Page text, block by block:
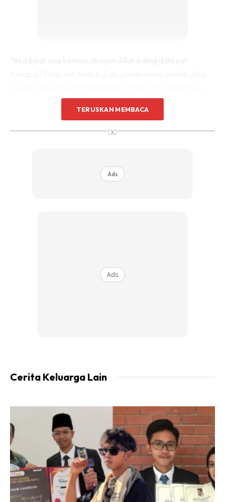
“Ini adalah usia kemuncak ujian Allah paling dahsyat.
40 dengan tenang,” tulisnya dalam perkongsiannya di
ketenangan yang sebenar selain lebih dekat dengan Maha
tidak fikir lagi hal dunia. Semua amalan diikhlaskan untuk
akhirat kelak. Sedetik lebih pun tidak akan mengeluh.
“Tapi, jika kita ini asyik ulang silap yang lepas, pada usia 40
nanti sama saja perangai sampai ke tua. Nabi Muhammad,
Allah tingkatkan darjatnya pada usia 40 kepada
Rasulullah,” katanya lagi.
TERUSKAN MEMBACA
∞
Ads
Ads
Cerita Keluarga Lain